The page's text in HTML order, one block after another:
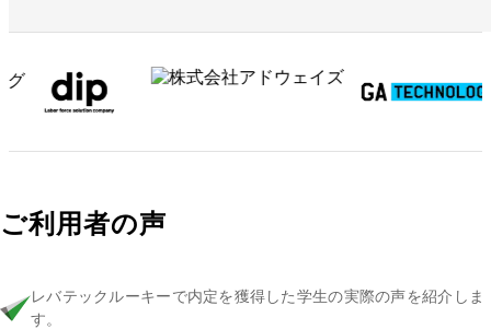
ご利用者の声
レバテックルーキーで内定を獲得した学生の実際の声を紹介しま
す。